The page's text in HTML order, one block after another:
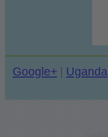
Google+ Uganda